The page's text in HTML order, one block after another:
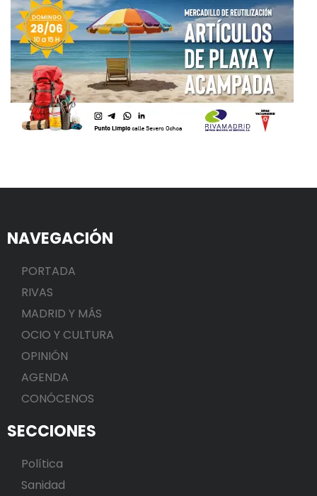
NAVEGACIÓN
PORTADA
RIVAS
MADRID Y MÁS
OCIO Y CULTURA
OPINIÓN
AGENDA
CONÓCENOS
SECCIONES
Política
Sanidad